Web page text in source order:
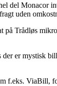
del Monacor
uden
Trådløs
er mystisk
f.eks. ViaBill,